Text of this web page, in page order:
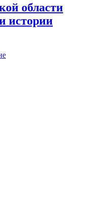
области
истории